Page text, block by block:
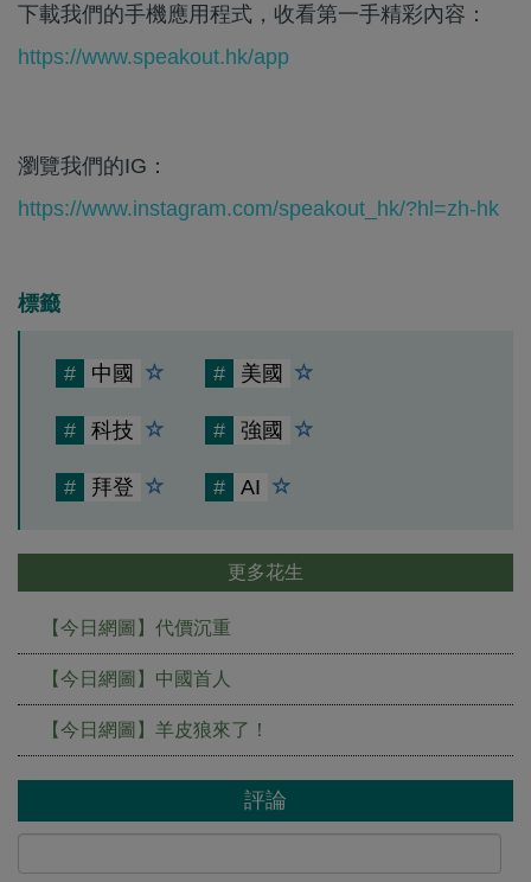
下載我們的手機應用程式，收看第一手精彩內容：
https://www.speakout.hk/app
瀏覽我們的IG：
https://www.instagram.com/speakout_hk/?hl=zh-hk
標籤
# 中國 # 美國
# 科技 # 強國
# 拜登 # AI
更多花生
【今日網圖】代價沉重
【今日網圖】中國首人
【今日網圖】羊皮狼來了！
評論